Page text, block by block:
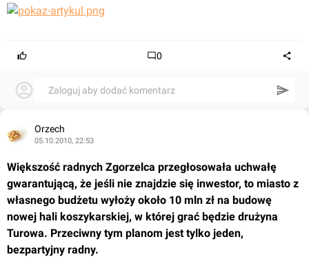
0
Zaloguj aby dodać komentarz
Orzech
05.10.2010, 22:53
Większość radnych Zgorzelca przegłosowała uchwałę
gwarantującą, że jeśli nie znajdzie się inwestor, to miasto z
własnego budżetu wyłoży około 10 mln zł na budowę
nowej hali koszykarskiej, w której grać będzie drużyna
Turowa. Przeciwny tym planom jest tylko jeden,
bezpartyjny radny.